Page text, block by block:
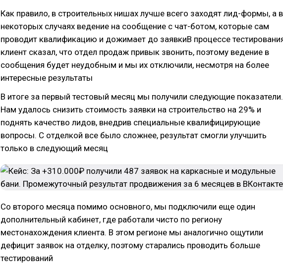
Как правило, в строительных нишах лучше всего заходят лид-формы, а в
некоторых случаях ведение на сообщение с чат-ботом, которые сам
проводит квалификацию и дожимает до заявкиВ процессе
клиент сказал, что отдел продаж привык звонить, поэтому ведение в
сообщения будет неудобным и мы их отключили, несмотря на более
интересные результаты
В итоге за первый тестовый месяц мы получили следующие показатели.
Нам удалось снизить стоимость заявки на строительство на 29% и
поднять качество лидов, внедрив специальные квалифицирующие
вопросы. С отделкой все было сложнее, результат смогли улучшить
только в следующий месяц
Со второго месяца помимо основного, мы подключили еще один
дополнительный кабинет, где работали чисто по региону
местонахождения клиента. В этом регионе мы аналогично ощутили
дефицит заявок на отделку, поэтому старались проводить больше
тестирований